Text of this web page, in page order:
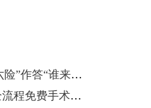
2581万老人、60万失能者，山东用“第六险”作答“谁来照护”这一难题
18名先天性心脏病患儿抵达济南 接受全流程免费手术治疗